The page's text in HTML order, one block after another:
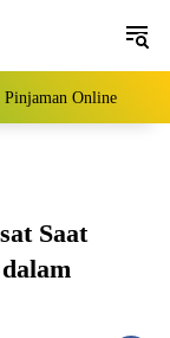
Pinjaman Online
Saat